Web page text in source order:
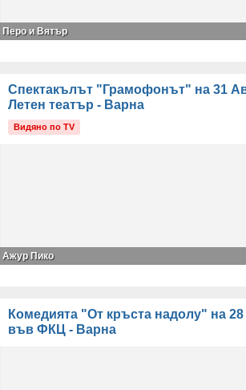
Перо и Вятър
Спектакълът "Грамофонът" на 31
Летен театър - Варна
Видяно по TV
Ажур Пико
Комедията "От кръста надолу" на
във ФКЦ - Варна